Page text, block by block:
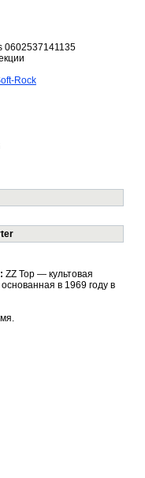
0602537141135
Rock
ZZ Top — культовая
в 1969 году в